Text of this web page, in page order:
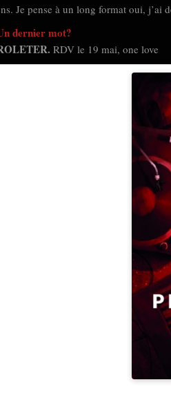
Je pense à un long format oui, j’ai
dernier mot?
RDV le 19 mai, one love